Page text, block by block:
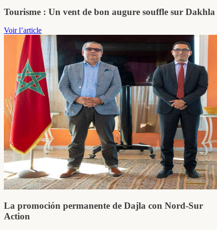
Tourisme : Un vent de bon augure souffle sur Dakhla
Voir l’article
La promoción permanente de Dajla con Nord-Sur
Action